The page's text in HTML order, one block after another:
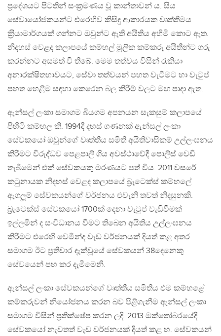
ප‍්‍රදේශයට පිටතින් සංක‍්‍රමණය වූ කාන්තාවන් ය. සිය
සේවායෝජකයන්ට එරෙහිව කිසිදු ආකාරයක වෘත්තීමය
ක‍්‍රියාමාර්ගයක් ගන්නට ඔවුන්ට ඇති අයිතිය අහිමි කොට ඇත.
නිදහස් වෙළද කලාපයේ කම්හල් මූලික කම්කරු අයිතීන්ට ගරු
කරන්නට අසමත් වී තිබේ. මෙම තත්වය විසින් රැකියා
අනාරක්ෂිතභාවයට, සේවා තත්වයන් පහත වැටීමට හා වැටුප්
පහත හෙළීම සඳහා කෙරෙන බල කිරීම් වලට මඟ පාදා ඇත.
ඇන්සල් ලංකා සමාගම බියගම අපනයන සැකසුම් කලාපයේ
පිහිටි කම්හල කි. 1994දී දහස් ගණනක් ඇන්සල් ලංකා
සේවකයෝ ඔවුන්ගේ වෘත්තීය සමිති අයිතිවාසිකම් උල්ලංඝනය
කිරීමට විරුද්ධව පෙළපාලි ගිය අවස්ථාවේදී පොලිස් වෙඩි
තැබීමෙන් එක් සේවකයකු මරණයට පත් විය. 2011 වසරේ
කටුනායක නිදහස් වෙළද කලාපයේ බ‍්‍රැටෙක්ස් කම්හලේ
ඇගලූම් සේවකයන්ගේ වර්ජනය එවැනි තවත් නිදසුනකි.
බ‍්‍රැටෙක්ස් සේවකයෝ 1700ක් දෙනා වැටුප් වැඩිවීමක්
ඉල්ලමින් ද සංවිධානය වීමට තිබෙන අයිතිය උල්ලංඝනය
කිරීමට එරෙහි වෙමින්ද වැඩ වර්ජනයක් දියත් කළ අතර
සමාගම ඊට ප‍්‍රතිචාර දැක්වූයේ සේවකයන් 38දෙනෙකු
සේවයෙන් පහ කර දැමීමෙනි.
ඇන්සල් ලංකා සේවකයන්ගේ වෘත්තීය සමිතිය එම කම්හළේ
කම්කරුවන් නියෝජනය කරන බව පිළිගැනීම ඇන්සල් ලංකා
සමාගම විසින් ප‍්‍රතික්ෂේප කරන ලදි. 2013 ඔක්තෝබරයේදී
සේවකයෝ නැවතත් වැඩ වර්ජනයක් දියත් කළ හ. සේවකයන්